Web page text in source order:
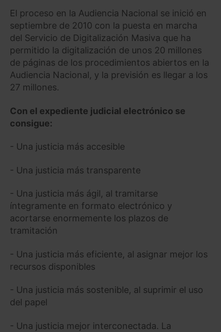
El proceso en la Audiencia Nacional se inició en
septiembre de 2010 con la puesta en marcha
del Servicio de Digitalización Masiva que ha
permitido la digitalización de unos 20 millones
de páginas de los procedimientos abiertos en la
Audiencia Nacional, y la previsión es llegar a los
27 millones.
Con el expediente judicial electrónico se
consigue:
- Una justicia más accesible
- Una justicia más transparente
- Una justicia más ágil, al tramitarse
íntegramente en formato electrónico y
acortarse enormemente los plazos de
tramitación
- Una justicia más eficiente, al asignar mejor los
recursos disponibles
- Una justicia más sostenible, al suprimir el uso
del papel
- Una justicia mejor interconectada. La